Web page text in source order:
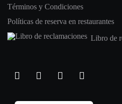
Términos y Condiciones
Políticas de reserva en restaurantes
Libro de